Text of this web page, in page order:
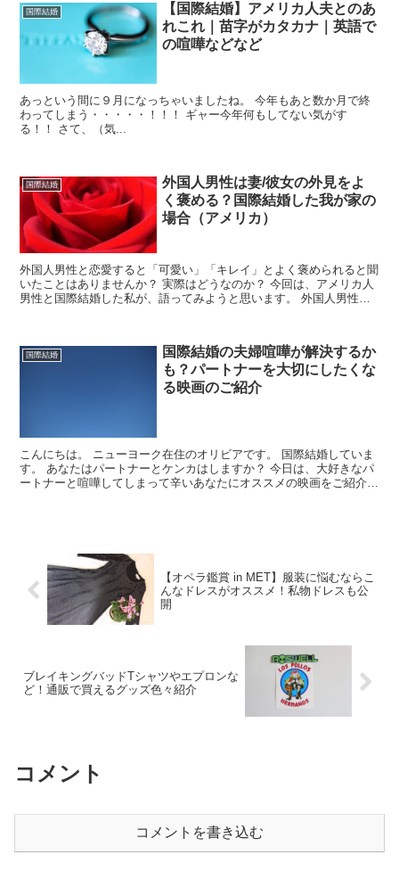
国際結婚
【国際結婚】アメリカ人夫とのあ
れこれ｜苗字がカタカナ｜英語で
の喧嘩などなど
あっという間に９月になっちゃいましたね。 今年もあと数か月で終
わってしまう・・・・・！！！ ギャー今年何もしてない気がす
る！！ さて、（気...
国際結婚
外国人男性は妻/彼女の外見をよ
く褒める？国際結婚した我が家の
場合（アメリカ）
外国人男性と恋愛すると「可愛い」「キレイ」とよく褒められると聞
いたことはありませんか？ 実際はどうなのか？ 今回は、アメリカ人
男性と国際結婚した私が、語ってみようと思います。 外国人男性は
国際結婚
国際結婚の夫婦喧嘩が解決するか
も？パートナーを大切にしたくな
る映画のご紹介
こんにちは。 ニューヨーク在住のオリビアです。 国際結婚していま
す。 あなたはパートナーとケンカはしますか？ 今日は、大好きなパ
ートナーと喧嘩してしまって辛いあなたにオススメの映画をご紹介し
【オペラ鑑賞 in MET】服装に悩むならこ
んなドレスがオススメ！私物ドレスも公
開
ブレイキングバッドTシャツやエプロンな
ど！通販で買えるグッズ色々紹介
コメント
コメントを書き込む